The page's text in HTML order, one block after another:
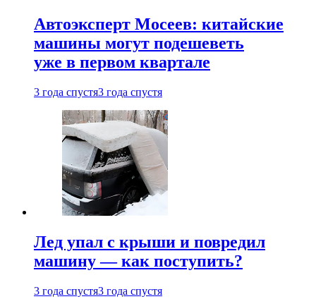
Автоэксперт Мосеев: китайские
машины могут подешеветь
уже в первом квартале
3 года спустя3 года спустя
Лед упал с крыши и повредил
машину — как поступить?
3 года спустя3 года спустя